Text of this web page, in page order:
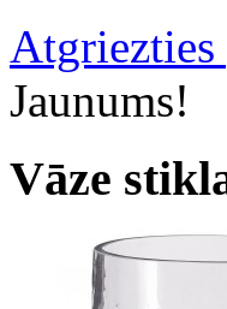
Atgriezties
Jaunums!
Vāze